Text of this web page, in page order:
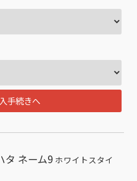
手続きへ
タ ネーム9 ホワイトスタイ